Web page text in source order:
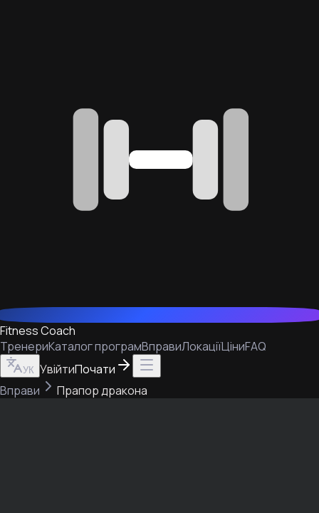
Fitness Coach
ТренериКаталог програмВправиЛокаціїЦіниFAQ
УК УвійтиПочати
Вправи
Прапор дракона